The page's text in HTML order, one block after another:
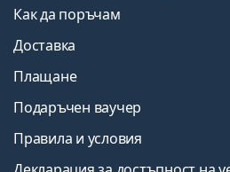
Как да поръчам
Доставка
Плащане
Подаръчен ваучер
Правила и условия